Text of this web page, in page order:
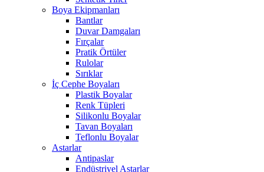
Boya Ekipmanları
Bantlar
Duvar Damgaları
Fırçalar
Pratik Örtüler
Rulolar
Sırıklar
İç Cephe Boyaları
Plastik Boyalar
Renk Tüpleri
Silikonlu Boyalar
Tavan Boyaları
Teflonlu Boyalar
Astarlar
Antipaslar
Endüstriyel Astarlar